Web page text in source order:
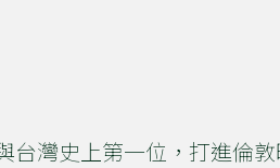
灣史上第一位，打進倫